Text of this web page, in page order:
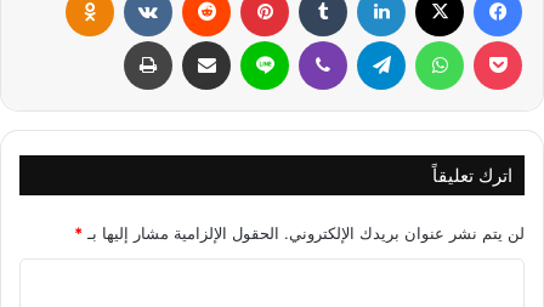
اترك تعليقاً
لن يتم نشر عنوان بريدك الإلكتروني. الحقول الإلزامية مشار إليها بـ*